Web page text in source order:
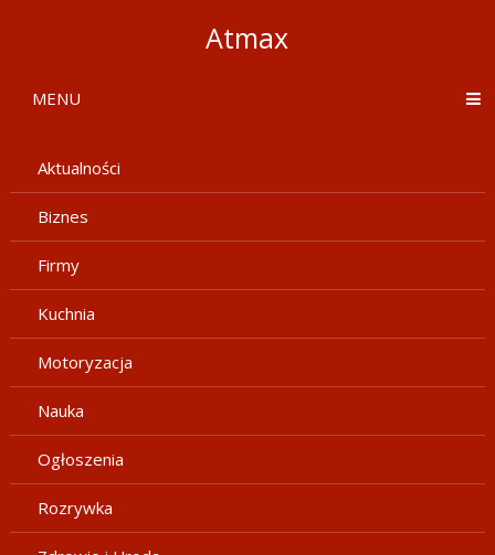
Atmax
MENU
Aktualności
Biznes
Firmy
Kuchnia
Motoryzacja
Nauka
Ogłoszenia
Rozrywka